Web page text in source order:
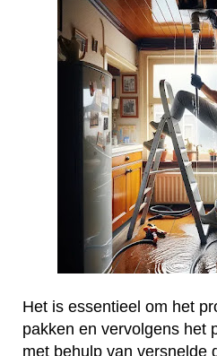
Het is essentieel om het
pakken en vervolgens het
met behulp van versnelde